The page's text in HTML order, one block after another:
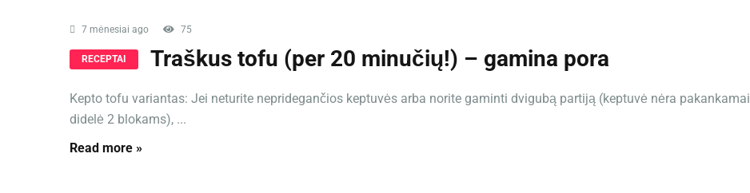
7 mėnesiai ago 75
RECEPTAI Traškus tofu (per 20 minučių!) – gamina pora
Kepto tofu variantas: Jei neturite nepridegančios keptuvės arba norite gaminti dvigubą partiją (keptuvė nėra pakankamai
didelė 2 blokams), ...
Read more »